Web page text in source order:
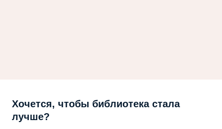
Хочется, чтобы библиотека стала
лучше?